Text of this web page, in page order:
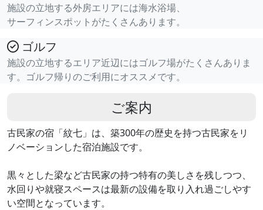
施設の立地する外房エリアには海水浴場、
サーフィンスポットがたくさんあります。
ゴルフ
施設の立地するエリア近辺にはゴルフ場がたくさんありま
す。ゴルフ帰りのご利用にオススメです。
ご案内
古民家の宿「紋七」は、築300年の歴史を持つ古民家をリ
ノベーションした宿泊施設です。
黒々とした梁など古民家の持つ特有の美しさを残しつつ、
水回りや就寝スペースは最新の設備を取り入れ過ごしやす
い空間となっています。